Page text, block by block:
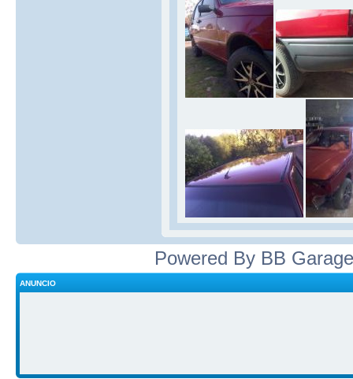
Powered By BB
ANUNCIO